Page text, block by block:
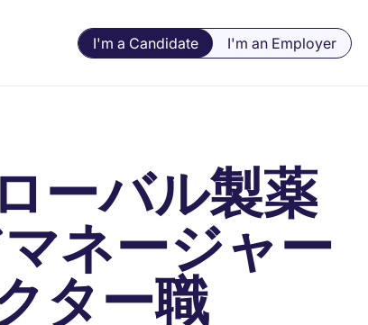
I'm a Candidate I'm an Employer
ーバル製薬
ネージャー
ター職